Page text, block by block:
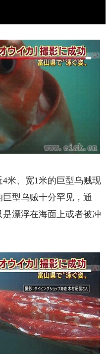
米、宽1米的巨型乌贼现
型乌贼十分罕见，通
漂浮在海面上或者被冲